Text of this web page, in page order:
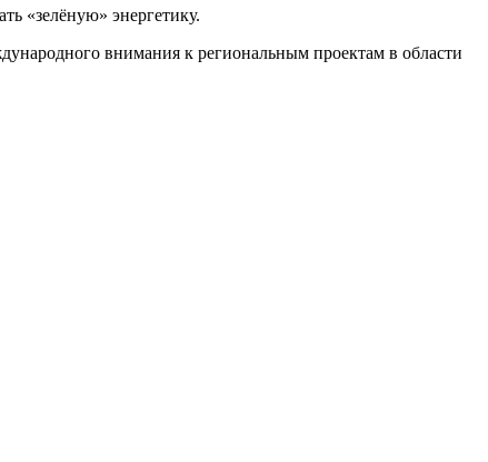
«зелёную» энергетику.
внимания к региональным проектам в области